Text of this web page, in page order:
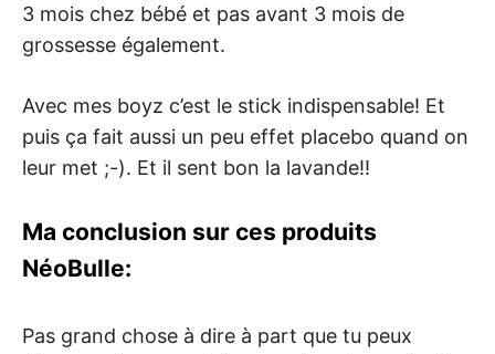
3 mois chez bébé et pas avant 3 mois de
grossesse également.
Avec mes boyz c’est le stick indispensable! Et
puis ça fait aussi un peu effet placebo quand on
leur met ;-). Et il sent bon la lavande!!
Ma conclusion sur ces produits
NéoBulle:
Pas grand chose à dire à part que tu peux